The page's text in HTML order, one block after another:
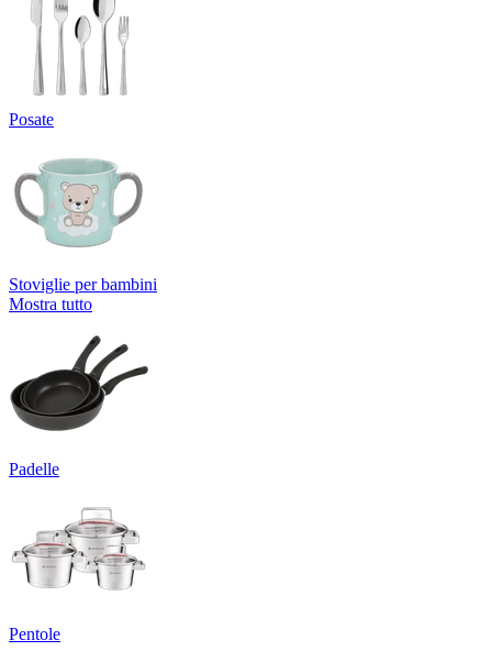
Posate
Stoviglie per bambini
Mostra tutto
Padelle
Pentole